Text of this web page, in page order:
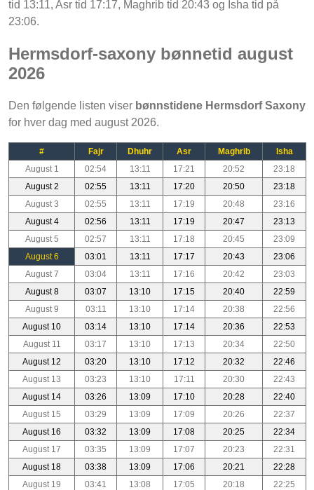
tid 13:11, Asr tid 17:17, Maghrib tid 20:43 og Isha tid på
23:06.
Hermsdorf-saxony bønnetid august
2026
Den følgende listen viser bønnstidene Hermsdorf Saxony
for hver dag med august 2026.
# Fajr Dhuhr Asr Maghrib
Isha
August 1
02:54 13:11 17:21 20:52
23:18
August 2
02:55 13:11 17:20 20:50
23:18
August 3
02:55 13:11 17:19 20:48
23:16
August 4
02:56 13:11 17:19 20:47
23:13
August 5
02:57 13:11 17:18 20:45
23:09
August 6
03:01 13:11 17:17 20:43
23:06
August 7
03:04 13:11 17:16 20:42
23:03
August 8
03:07 13:10 17:15 20:40
22:59
August 9
03:11 13:10 17:14 20:38
22:56
August 10
03:14 13:10 17:14 20:36
22:53
August 11
03:17 13:10 17:13 20:34
22:50
August 12
03:20 13:10 17:12 20:32
22:46
August 13
03:23 13:10 17:11 20:30
22:43
August 14
03:26 13:09 17:10 20:28
22:40
August 15
03:29 13:09 17:09 20:26
22:37
August 16
03:32 13:09 17:08 20:25
22:34
August 17
03:35 13:09 17:07 20:23
22:31
August 18
03:38 13:09 17:06 20:21
22:28
August 19
03:41 13:08 17:05 20:18
22:25